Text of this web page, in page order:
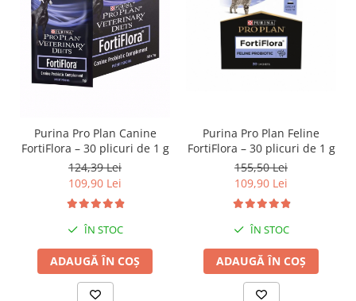
Purina Pro Plan Canine
FortiFlora – 30 plicuri de 1 g
124,39 Lei
109,90 Lei
ÎN STOC
ADAUGĂ ÎN COȘ
Purina Pro Plan Feline
FortiFlora – 30 plicuri de 1 g
155,50 Lei
109,90 Lei
ÎN STOC
ADAUGĂ ÎN COȘ